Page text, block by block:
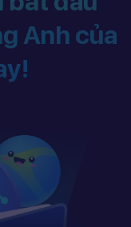
Anh của